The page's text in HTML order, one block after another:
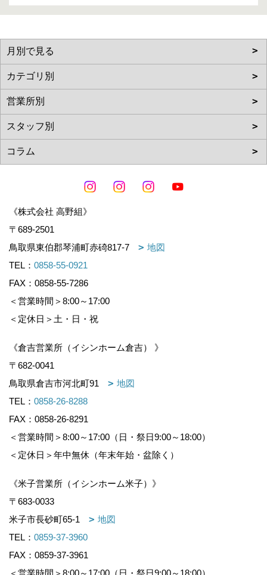
《株式会社 高野組》
〒689-2501
鳥取県東伯郡琴浦町赤碕817-7
地図
TEL： 0858-55-0921
FAX：0858-55-7286
＜営業時間＞8:00～17:00
＜定休日＞土・日・祝
《倉吉営業所（イシンホーム倉吉） 》
〒682-0041
鳥取県倉吉市河北町91
地図
TEL： 0858-26-8288
FAX：0858-26-8291
＜営業時間＞8:00～17:00（日・祭日9:00～18:00）
＜定休日＞年中無休（年末年始・盆除く）
《米子営業所（イシンホーム米子）》
〒683-0033
米子市長砂町65-1
地図
TEL： 0859-37-3960
FAX：0859-37-3961
＜営業時間＞8:00～17:00（日・祭日9:00～18:00）